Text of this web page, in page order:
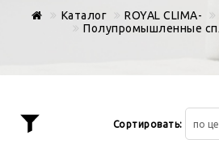
Контакты
Каталог ROYAL CLIMA-
Полупромышленные
Сортировать: